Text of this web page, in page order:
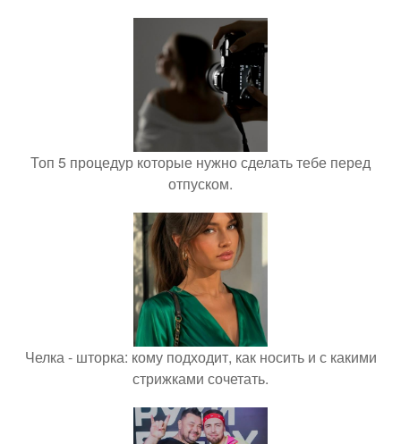
Топ 5 процедур которые нужно сделать тебе перед
отпуском.
Челка - шторка: кому подходит, как носить и с какими
стрижками сочетать.